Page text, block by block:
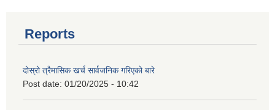
Reports
दोस्रो त्रैमासिक खर्च सार्वजनिक गरिएको बारे
Post date: 01/20/2025 - 10:42